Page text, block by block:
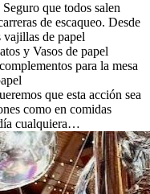
que todos salen
de escaqueo. Desde
vajillas de papel
y Vasos de papel
para la mesa
que esta acción sea
como en comidas
cualquiera…